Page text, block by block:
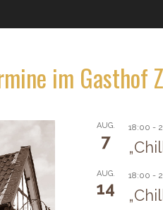
im Gasthof
AUG.
7
18:00 -
AUG.
14
18:00 -